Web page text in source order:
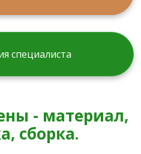
специалиста
- материал,
сборка.